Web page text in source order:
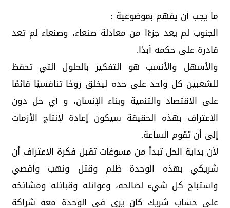
ما يجب أن يفهم بموضوعية :
الجنوب لم يعد جزءًا من معادلة صنعاء، وصنعاء لم تعد
قادرة على حكمه أبدًا.
والأسهل والأنسب هو التفكير بالحلول التي تحفظ
للشعبين كل واحد على حده ليخلق روحًا تنافسيًا قائمًا
على الاقتصاد والتنمية وبناء الإنسان، و أي حل دون
الاعتراف بهذه الحقيقة سيكون إعادة لإنتاج الأزمات
إلى أن تقوم الساعة.
لأن بداية الحل تبدأ من مسوغات تقبل فكرة الاعتراف أن
شريكي بهذه الوحدة ظلم وقتل ونهب واقصي
واستباح كل شيء لصالحه، وعوائله وقبائله ومشائخه
على حساب شريك كان يرى في الوحدة معه شراكة